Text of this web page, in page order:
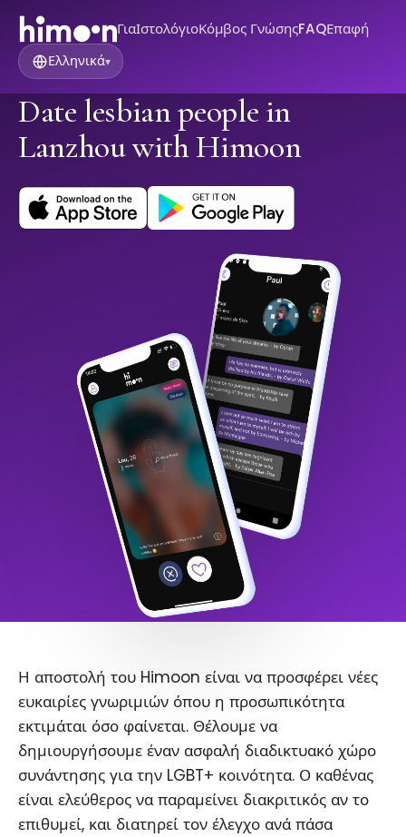
ΓιαΙστολόγιοΚόμβος ΓνώσηςFAQΕπαφή
Ελληνικά▾
Date lesbian people in
Lanzhou with Himoon
Η αποστολή του Himoon είναι να προσφέρει νέες
ευκαιρίες γνωριμιών όπου η προσωπικότητα
εκτιμάται όσο φαίνεται. Θέλουμε να
δημιουργήσουμε έναν ασφαλή διαδικτυακό χώρο
συνάντησης για την LGBT+ κοινότητα. Ο καθένας
είναι ελεύθερος να παραμείνει διακριτικός αν το
επιθυμεί, και διατηρεί τον έλεγχο ανά πάσα